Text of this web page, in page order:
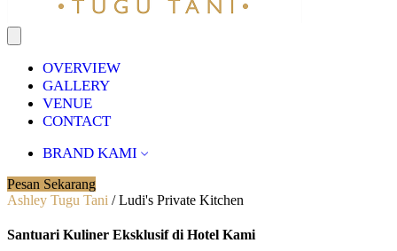
OVERVIEW
GALLERY
VENUE
CONTACT
BRAND KAMI
Pesan Sekarang
Ashley Tugu Tani / Ludi's Private Kitchen
Santuari Kuliner Eksklusif di Hotel Kami